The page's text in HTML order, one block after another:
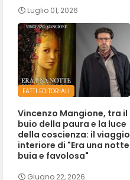
Luglio 01, 2026
FATTI EDITORIALI
Vincenzo Mangione, tra il
buio della paura e la luce
della coscienza: il viaggio
interiore di "Era una notte
buia e favolosa"
Giugno 22, 2026